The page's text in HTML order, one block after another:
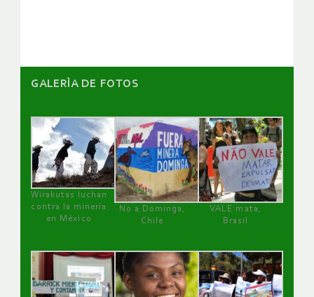
GALERÌA DE FOTOS
Wirakutas luchan
contra la minería
en México
No a Dominga,
Chile
VALE mata,
Brasil